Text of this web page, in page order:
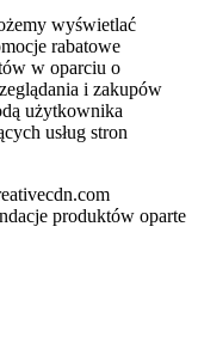
wyświetlać
rabatowe
w oparciu o
i zakupów
użytkownika
usług stron
produktów oparte